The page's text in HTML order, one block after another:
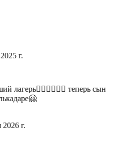
г.
лагерь👍🏻👍🏻👍🏻 теперь сын
г.